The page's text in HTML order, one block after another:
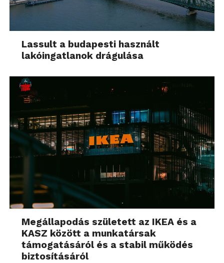
Lassult a budapesti használt
lakóingatlanok drágulása
Megállapodás született az IKEA és a
KASZ között a munkatársak
támogatásáról és a stabil működés
biztosításáról